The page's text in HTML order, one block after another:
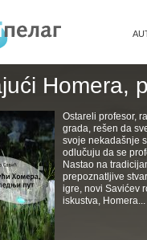
Homera,
Ostareli profesor,
grada, rešen da
svoje nekadašnje
odlučuju da se
Nastao na
prepoznatljive
igre, novi Savićev
iskustva, Homera...